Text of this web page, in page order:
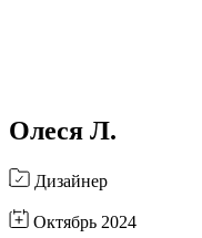
Олеся Л.
Дизайнер
Октябрь 2024